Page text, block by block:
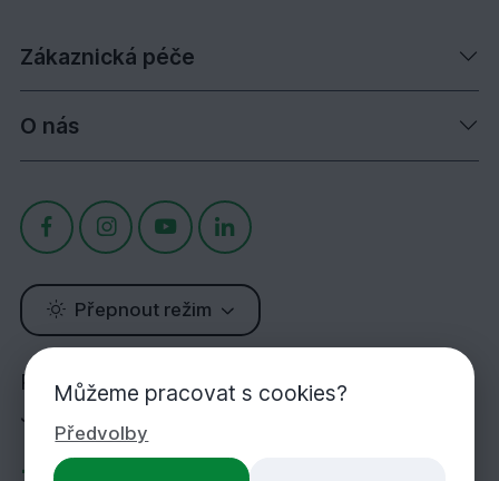
Zákaznická péče
O nás
Přepnout režim
Potřebujete poradit?
Jsme tu pro Vás!
+420 283 933 452
Můžeme pracovat s cookies?
Předvolby